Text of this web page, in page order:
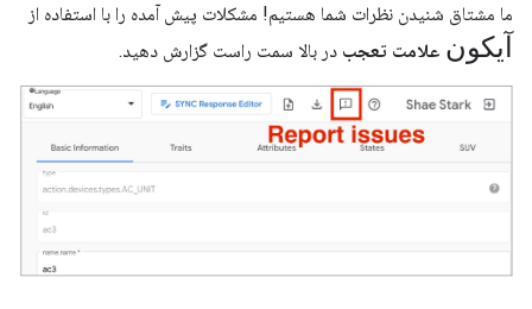
ما مشتاق شنیدن نظرات شما هستیم! مشکلات پیش آمده را با استفاده از
آیکون علامت تعجب در بالا سمت راست گزارش دهید.